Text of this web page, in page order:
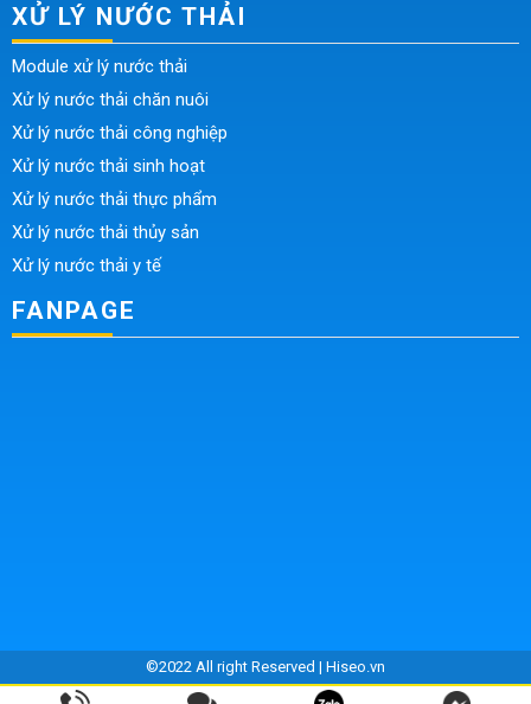
XỬ LÝ NƯỚC THẢI
Module xử lý nước thải
Xử lý nước thải chăn nuôi
Xử lý nước thải công nghiệp
Xử lý nước thải sinh hoạt
Xử lý nước thải thực phẩm
Xử lý nước thải thủy sản
Xử lý nước thải y tế
FANPAGE
©2022 All right Reserved | Hiseo.vn